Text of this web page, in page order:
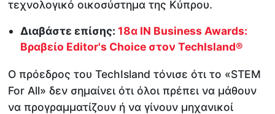
τεχνολογικό οικοσύστημα της Κύπρου.
Διαβάστε επίσης:18α IN Business Awards:
Βραβείο Editor's Choice στον TechIsland®
Ο πρόεδρος του TechIsland τόνισε ότι το «STEM
For All» δεν σημαίνει ότι όλοι πρέπει να μάθουν
να προγραμματίζουν ή να γίνουν μηχανικοί